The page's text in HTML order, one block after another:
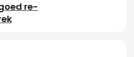
re-